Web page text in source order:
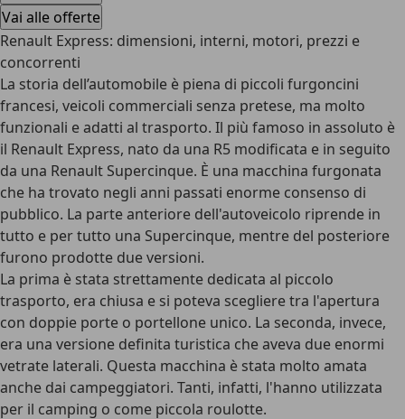
Vai alle offerte
Renault Express: dimensioni, interni, motori, prezzi e
concorrenti
La storia dell’automobile è piena di piccoli furgoncini
francesi, veicoli commerciali senza pretese, ma molto
funzionali e adatti al trasporto. Il più famoso in assoluto è
il Renault Express, nato da una R5 modificata e in seguito
da una Renault Supercinque. È una macchina furgonata
che ha trovato negli anni passati enorme consenso di
pubblico. La parte anteriore dell'autoveicolo riprende in
tutto e per tutto una Supercinque, mentre del posteriore
furono prodotte due versioni.
La prima è stata strettamente dedicata al piccolo
trasporto, era chiusa e si poteva scegliere tra l'apertura
con doppie porte o portellone unico. La seconda, invece,
era una versione definita turistica che aveva due enormi
vetrate laterali. Questa macchina è stata molto amata
anche dai campeggiatori. Tanti, infatti, l'hanno utilizzata
per il camping o come piccola roulotte.